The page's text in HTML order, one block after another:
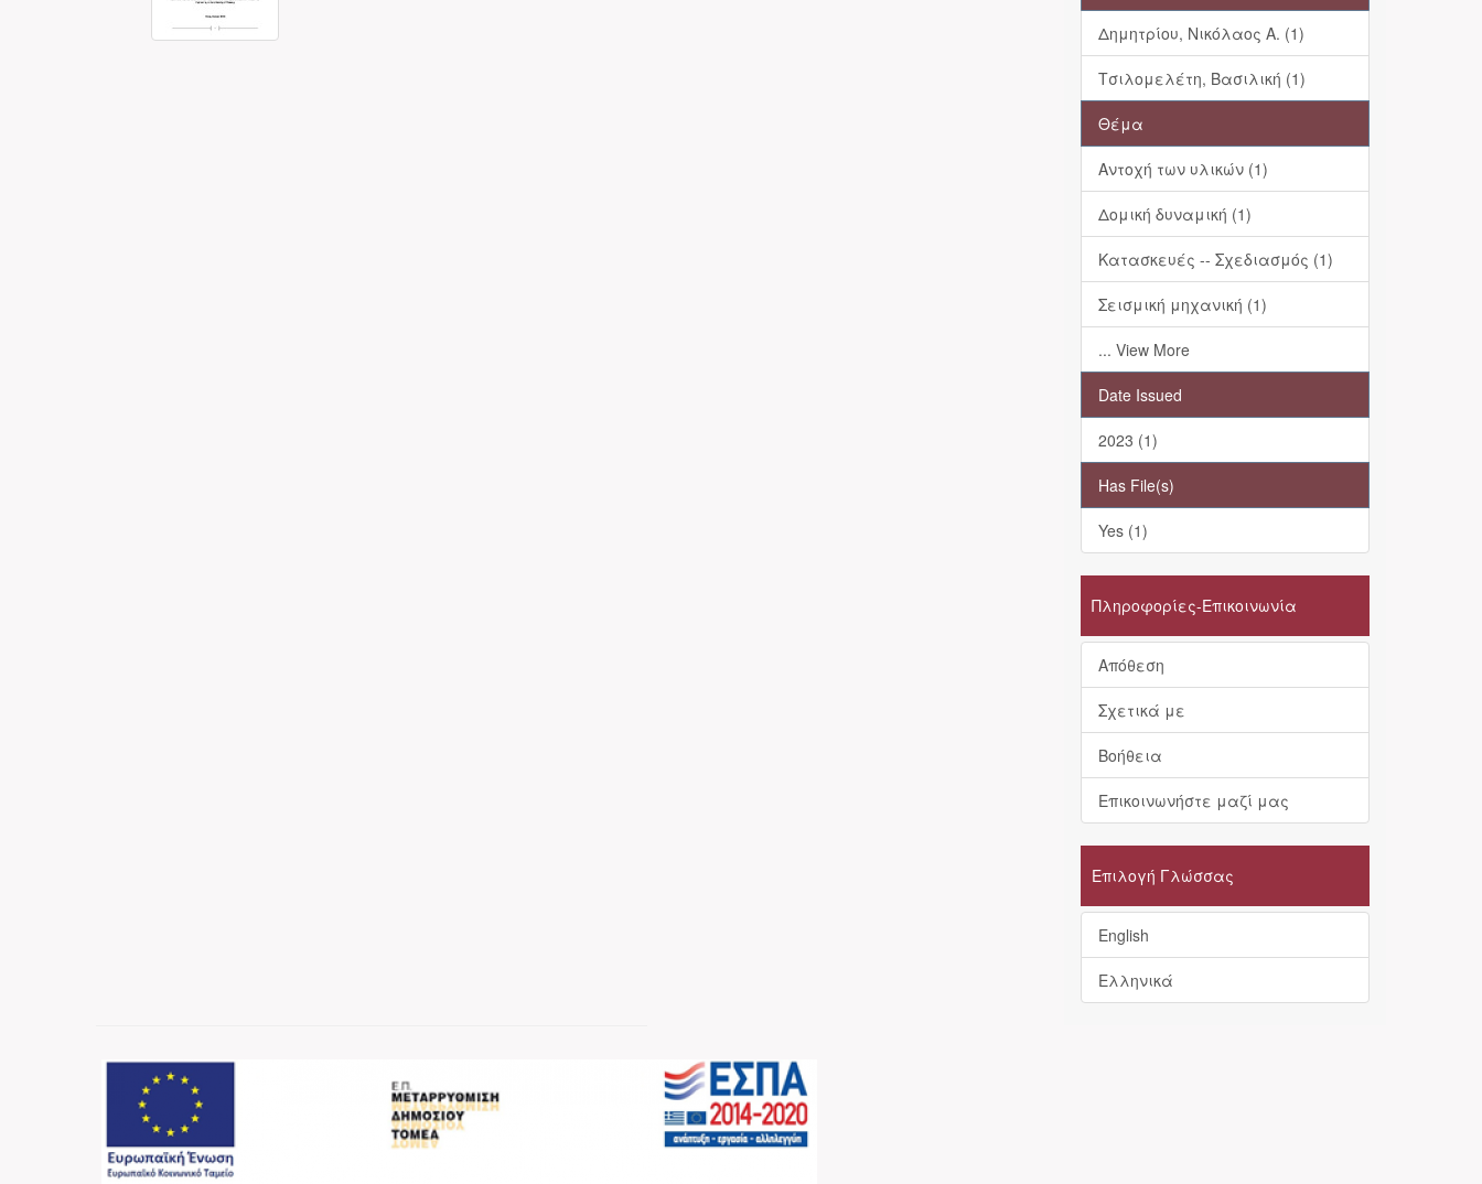
Δημητρίου, Νικόλαος Α. (1)
Τσιλομελέτη, Βασιλική (1)
Θέμα
Αντοχή των υλικών (1)
Δομική δυναμική (1)
Κατασκευές -- Σχεδιασμός (1)
Σεισμική μηχανική (1)
... View More
Date Issued
2023 (1)
Has File(s)
Yes (1)
Πληροφορίες-Επικοινωνία
Απόθεση
Σχετικά με
Βοήθεια
Επικοινωνήστε μαζί μας
Επιλογή Γλώσσας
English
Ελληνικά